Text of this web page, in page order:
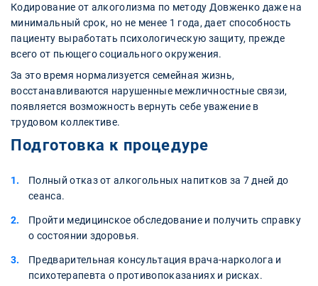
Кодирование от алкоголизма по методу Довженко даже на
минимальный срок, но не менее 1 года, дает способность
пациенту выработать психологическую защиту, прежде
всего от пьющего социального окружения.
За это время нормализуется семейная жизнь,
восстанавливаются нарушенные межличностные связи,
появляется возможность вернуть себе уважение в
трудовом коллективе.
Подготовка к процедуре
Полный отказ от алкогольных напитков за 7 дней до
сеанса.
Пройти медицинское обследование и получить справку
о состоянии здоровья.
Предварительная консультация врача-нарколога и
психотерапевта о противопоказаниях и рисках.